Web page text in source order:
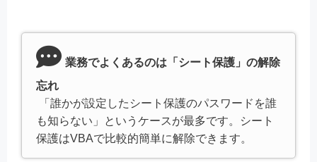
業務でよくあるのは「シート保護」の解除
忘れ
「誰かが設定したシート保護のパスワードを誰
も知らない」というケースが最多です。シート
保護はVBAで比較的簡単に解除できます。